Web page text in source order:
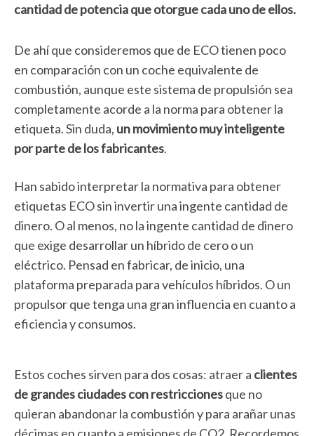
cantidad de potencia que otorgue cada uno de ellos.
De ahí que consideremos que de ECO tienen poco
en comparación con un coche equivalente de
combustión, aunque este sistema de propulsión sea
completamente acorde a la norma para obtener la
etiqueta. Sin duda, un movimiento muy inteligente
por parte de los fabricantes.
Han sabido interpretar la normativa para obtener
etiquetas ECO sin invertir una ingente cantidad de
dinero. O al menos, no la ingente cantidad de dinero
que exige desarrollar un híbrido de cero o un
eléctrico. Pensad en fabricar, de inicio, una
plataforma preparada para vehículos híbridos. O un
propulsor que tenga una gran influencia en cuanto a
eficiencia y consumos.
Estos coches sirven para dos cosas: atraer a clientes
de grandes ciudades con restriccionesque no
quieran abandonar la combustión y para arañar unas